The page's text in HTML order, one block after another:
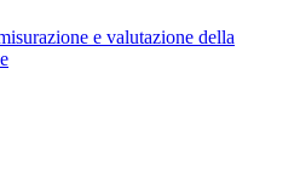
e valutazione della